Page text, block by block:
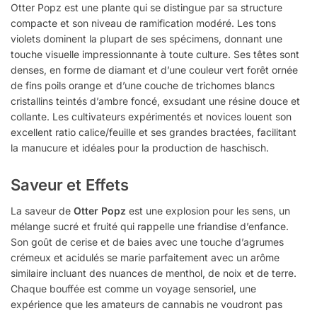
Otter Popz est une plante qui se distingue par sa structure
compacte et son niveau de ramification modéré. Les tons
violets dominent la plupart de ses spécimens, donnant une
touche visuelle impressionnante à toute culture. Ses têtes sont
denses, en forme de diamant et d’une couleur vert forêt ornée
de fins poils orange et d’une couche de trichomes blancs
cristallins teintés d’ambre foncé, exsudant une résine douce et
collante. Les cultivateurs expérimentés et novices louent son
excellent ratio calice/feuille et ses grandes bractées, facilitant
la manucure et idéales pour la production de haschisch.
Saveur et Effets
La saveur de Otter Popz est une explosion pour les sens, un
mélange sucré et fruité qui rappelle une friandise d’enfance.
Son goût de cerise et de baies avec une touche d’agrumes
crémeux et acidulés se marie parfaitement avec un arôme
similaire incluant des nuances de menthol, de noix et de terre.
Chaque bouffée est comme un voyage sensoriel, une
expérience que les amateurs de cannabis ne voudront pas